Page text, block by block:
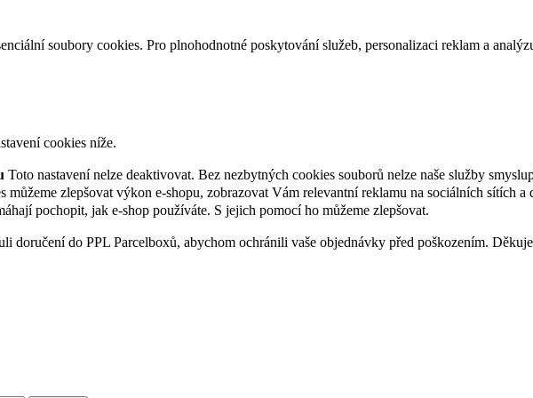
soubory cookies. Pro plnohodnotné poskytování služeb, personalizaci reklam a
cookies níže.
Toto nastavení nelze deaktivovat. Bez nezbytných cookies souborů nelze naše služby
můžeme zlepšovat výkon e-shopu, zobrazovat Vám relevantní reklamu na sociálních sítích a
pochopit, jak e-shop používáte. S jejich pomocí ho můžeme zlepšovat.
doručení do PPL Parcelboxů, abychom ochránili vaše objednávky před poškozením.